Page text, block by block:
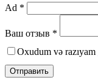
Ad *
Ваш отзыв *
Oxudum və razıyam
Отправить